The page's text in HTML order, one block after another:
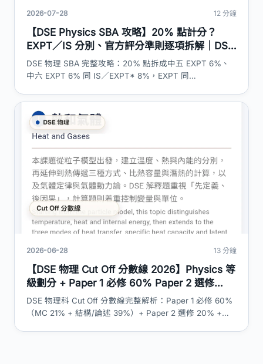
2026-07-28 12 分鐘
【DSE Physics SBA 攻略】20% 點計分？
EXPT／IS 分別、官方評分準則逐項拆解｜DSE
神器
DSE 物理 SBA 完整攻略：20% 點拆成中五 EXPT 6%、
中六 EXPT 6% 同 IS／EXPT* 8%，EXPT 同
官方實驗六項準則同 IS proposal／process／report 三部
分準則全部列清楚。重讀生、插班生、自修生安排一併講
明。
2026-06-28 13 分鐘
【DSE 物理 Cut Off 分數線 2026】Physics 等
級劃分 + Paper 1 必修 60% Paper 2 選修
20% SBA 20% 加權計算 + L1-5** 達標比例
+ 迷思拆解｜DSE 神器
DSE 物理科 Cut Off 分數線完整解析：Paper 1 必修 60%
（MC 21% + 結構/論述 39%）+ Paper 2 選修 20% +